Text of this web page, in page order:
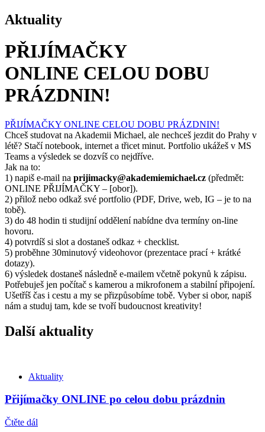
Aktuality
PŘIJÍMAČKY
ONLINE CELOU DOBU
PRÁZDNIN!
PŘIJÍMAČKY ONLINE CELOU DOBU PRÁZDNIN!
Chceš studovat na Akademii Michael, ale nechceš jezdit do Prahy v
létě? Stačí notebook, internet a třicet minut. Portfolio ukážeš v MS
Teams a výsledek se dozvíš co nejdříve.
Jak na to:
1) napiš e-mail na prijimacky@akademiemichael.cz (předmět:
ONLINE PŘIJÍMAČKY – [obor]).
2) přilož nebo odkaž své portfolio (PDF, Drive, web, IG – je to na
tobě).
3) do 48 hodin ti studijní oddělení nabídne dva termíny on-line
hovoru.
4) potvrdíš si slot a dostaneš odkaz + checklist.
5) proběhne 30minutový videohovor (prezentace prací + krátké
dotazy).
6) výsledek dostaneš následně e-mailem včetně pokynů k zápisu.
Potřebuješ jen počítač s kamerou a mikrofonem a stabilní připojení.
Ušetříš čas i cestu a my se přizpůsobíme tobě. Vyber si obor, napiš
nám a studuj tam, kde se tvoří budoucnost kreativity!
Další aktuality
Aktuality
Přijímačky ONLINE po celou dobu prázdnin
Čtěte dál